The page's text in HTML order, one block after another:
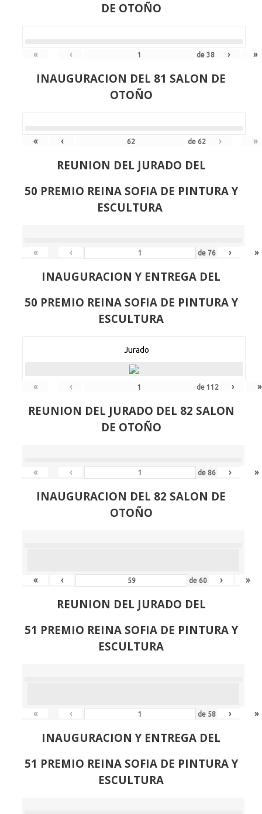
DE OTOÑO
« ‹ de38 › »
INAUGURACION DEL 81 SALON DE
OTOÑO
« ‹ de 62 › »
REUNION DEL JURADO DEL
50 PREMIO REINA SOFIA DE PINTURA Y
ESCULTURA
« ‹ de 76 › »
INAUGURACION Y ENTREGA DEL
50 PREMIO REINA SOFIA DE PINTURA Y
ESCULTURA
Jurado
« ‹ de112 › »
REUNION DEL JURADO DEL 82 SALON
DE OTOÑO
« ‹ de 86 › »
INAUGURACION DEL 82 SALON DE
OTOÑO
« ‹ de 60 › »
REUNION DEL JURADO DEL
51 PREMIO REINA SOFIA DE PINTURA Y
ESCULTURA
« ‹ de 58 › »
INAUGURACION Y ENTREGA DEL
51 PREMIO REINA SOFIA DE PINTURA Y
ESCULTURA